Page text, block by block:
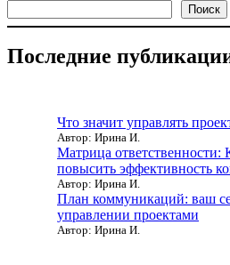
Поиск
Последние
Что значит управлять
Автор: Ирина И.
Матрица ответственности:
повысить эффективность
Автор: Ирина И.
План коммуникаций: ваш
управлении проектами
Автор: Ирина И.